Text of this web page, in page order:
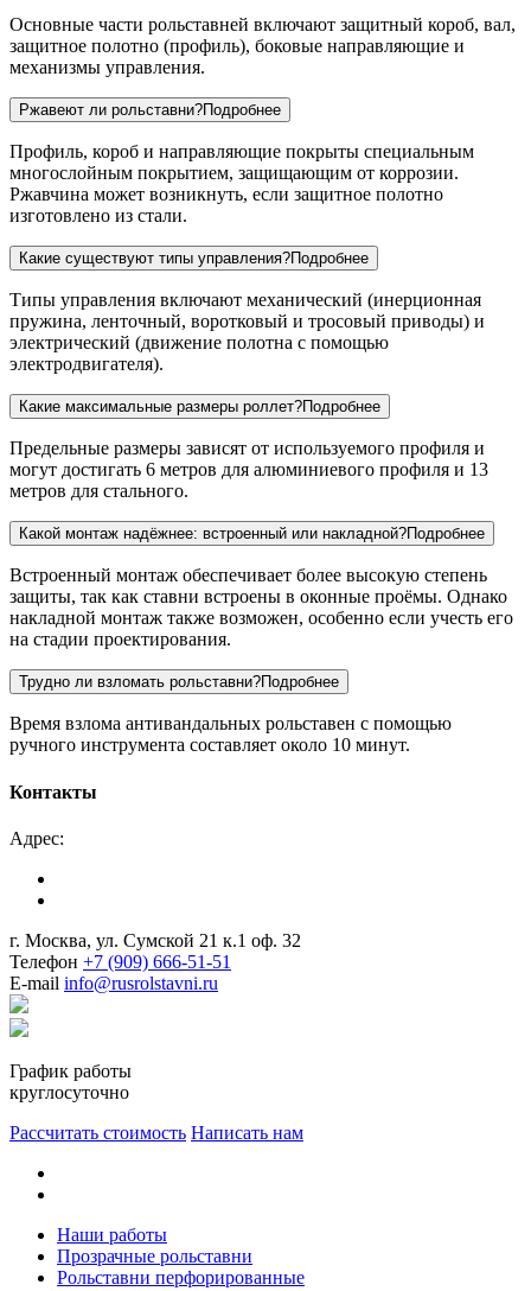
Основные части рольставней включают защитный короб, вал,
защитное полотно (профиль), боковые направляющие и
механизмы управления.
Ржавеют ли рольставни?Подробнее
Профиль, короб и направляющие покрыты специальным
многослойным покрытием, защищающим от коррозии.
Ржавчина может возникнуть, если защитное полотно
изготовлено из стали.
Какие существуют типы управления?Подробнее
Типы управления включают механический (инерционная
пружина, ленточный, воротковый и тросовый приводы) и
электрический (движение полотна с помощью
электродвигателя).
Какие максимальные размеры роллет?Подробнее
Предельные размеры зависят от используемого профиля и
могут достигать 6 метров для алюминиевого профиля и 13
метров для стального.
Какой монтаж надёжнее: встроенный или накладной?Подробнее
Встроенный монтаж обеспечивает более высокую степень
защиты, так как ставни встроены в оконные проёмы. Однако
накладной монтаж также возможен, особенно если учесть его
на стадии проектирования.
Трудно ли взломать рольставни?Подробнее
Время взлома антивандальных рольставен с помощью
ручного инструмента составляет около 10 минут.
Контакты
Адрес:
г. Москва, ул. Сумской 21 к.1 оф. 32
Телефон +7 (909) 666-51-51
E-mail info@rusrolstavni.ru
График работы
круглосуточно
Рассчитать стоимость Написать нам
Наши работы
Прозрачные рольставни
Рольставни перфорированные